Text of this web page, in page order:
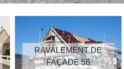
RAVALEMENT DE
FAÇADE 56